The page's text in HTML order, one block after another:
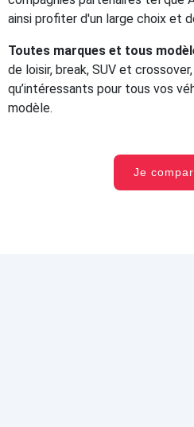
ainsi profiter d'un large choix et
Toutes marques et tous
de loisir, break, SUV et
qu’intéressants pour tous vos
modèle.
Je